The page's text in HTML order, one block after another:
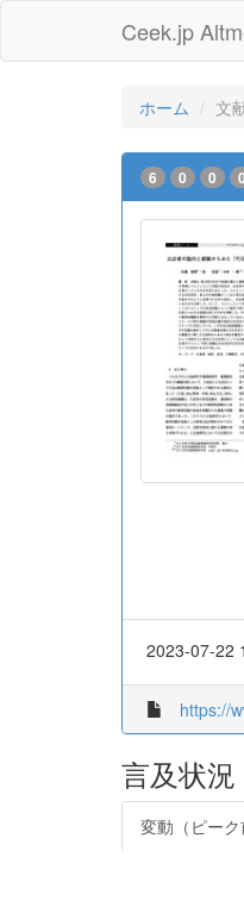
Ceek.jp
ホーム 文
6 0 0 0
2023-07-22
https://
言及状況
変動（ピーク